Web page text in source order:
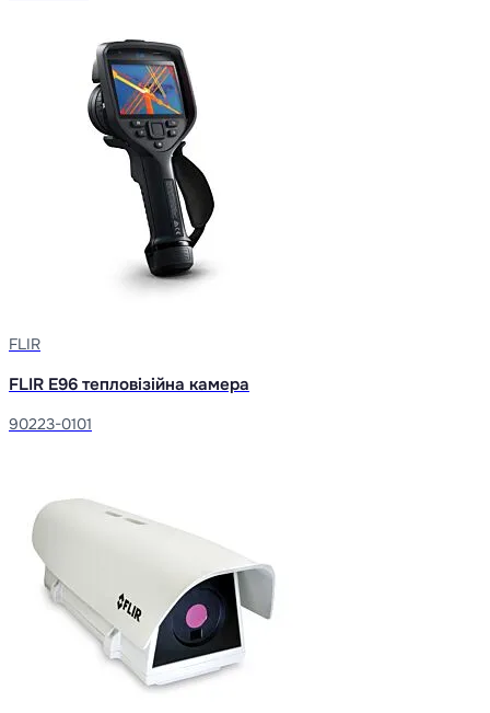
FLIR
FLIR E96 тепловізійна камера
90223-0101